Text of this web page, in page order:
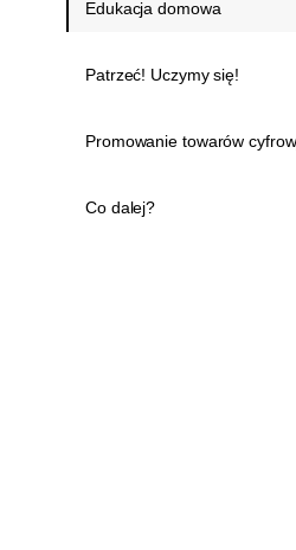
Edukacja domowa
Patrzeć! Uczymy się!
Promowanie towarów
Co dalej?